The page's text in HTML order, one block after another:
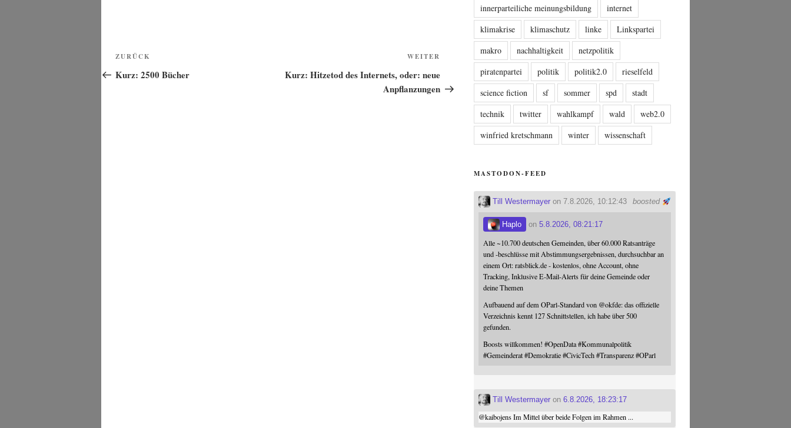
Beitragsnavigation
Vorheriger
Beitrag
ZURÜCK
Kurz: 2500 Bücher
Nächster
WEITER
Kurz: Hitzetod des Internets, oder: neue
Anpflanzungen
innerparteiliche meinungsbildung
internet
klimakrise
klimaschutz linke
Linkspartei
makro
nachhaltigkeit
netzpolitik
piratenpartei
politik politik2.0
rieselfeld
science fiction
sf sommer spd
stadt
technik
twitter wahlkampf wald
web2.0
winfried kretschmann
winter wissenschaft
MASTODON-FEED
boosted
Till Westermayer on 7.8.2026, 10:12:43
Haplo on5.8.2026, 08:21:17
Alle ~10.700 deutschen Gemeinden, über 60.000 Ratsanträge
und -beschlüsse mit Abstimmungsergebnissen, durchsuchbar an
einem Ort: ratsblick.de - kostenlos, ohne Account, ohne
Tracking, Inklusive E-Mail-Alerts für deine Gemeinde oder
deine Themen
Aufbauend auf dem OParl-Standard von @okfde: das offizielle
Verzeichnis kennt 127 Schnittstellen, ich habe über 500
gefunden.
Boosts willkommen!#OpenData #Kommunalpolitik
#Gemeinderat #Demokratie #CivicTech #Transparenz #OParl
Till Westermayer on6.8.2026, 18:23:17
@kaibojensIm Mittel über beide Folgen im Rahmen ...